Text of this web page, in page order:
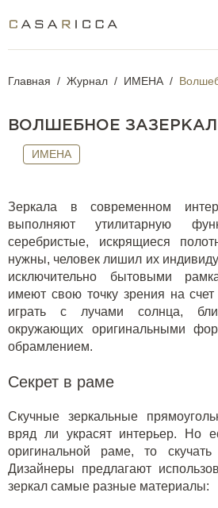
Главная Журнал ИМЕНА
ВОЛШЕБНОЕ
ИМЕНА
Зеркала в современном
выполняют утилитарную
серебристые, искрящиеся
нужны, человек лишил их
исключительно бытовыми
имеют свою точку зрения на счет
играть с лучами солнца,
окружающих оригинальными
обрамлением.
Секрет в раме
Скучные зеркальные
вряд ли украсят интерьер. Но
оригинальной раме, то
Дизайнеры предлагают
зеркал самые разные материалы: